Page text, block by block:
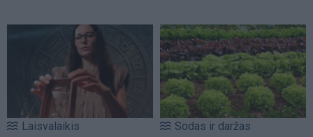
Laisvalaikis Sodas ir daržas